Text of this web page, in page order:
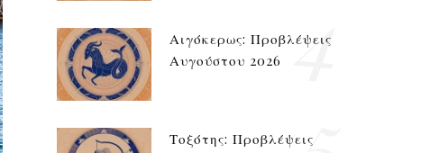
Αιγόκερως: Προβλέψεις
Αυγούστου 2026
4
Τοξότης: Προβλέψεις